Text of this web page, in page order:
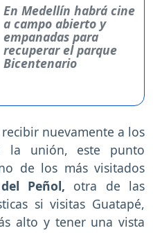
En Medellín habrá cine
a campo abierto y
empanadas para
recuperar el parque
Bicentenario
nuevamente a los
la unión, este punto
de los más visitados
Peñol, otra de las
si visitas Guatapé,
alto y tener una vista